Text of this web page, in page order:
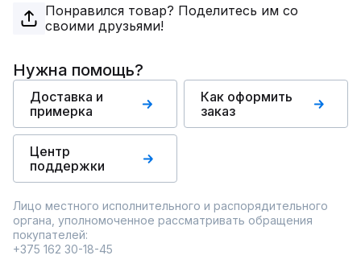
Понравился товар? Поделитесь им со
своими друзьями!
Нужна помощь?
Доставка и
примерка
Как оформить
заказ
Центр
поддержки
Лицо местного исполнительного и распорядительного
органа, уполномоченное рассматривать обращения
покупателей:
+375 162 30-18-45